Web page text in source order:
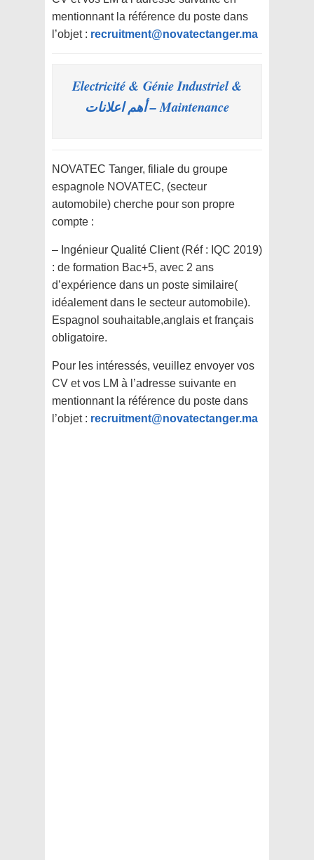
mentionnant la référence du poste dans
l’objet : recruitment@novatectanger.ma
Electricité & Génie Industriel &
Maintenance – أهم اعلانات
NOVATEC Tanger, filiale du groupe
espagnole NOVATEC, (secteur
automobile) cherche pour son propre
compte :
– Ingénieur Qualité Client (Réf : IQC 2019)
: de formation Bac+5, avec 2 ans
d’expérience dans un poste similaire(
idéalement dans le secteur automobile).
Espagnol souhaitable,anglais et français
obligatoire.
Pour les intéressés, veuillez envoyer vos
CV et vos LM à l’adresse suivante en
mentionnant la référence du poste dans
l’objet : recruitment@novatectanger.ma